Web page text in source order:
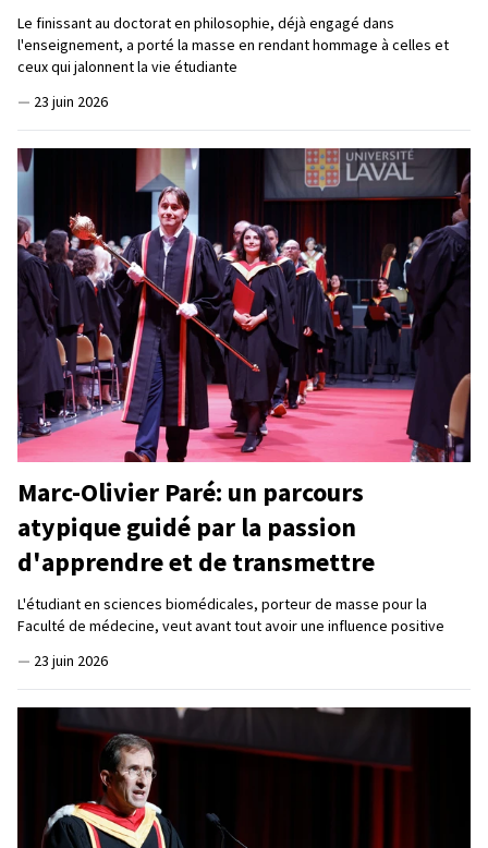
Le finissant au doctorat en philosophie, déjà engagé dans
l'enseignement, a porté la masse en rendant hommage à celles et
ceux qui jalonnent la vie étudiante
— 23 juin 2026
Marc-Olivier Paré: un parcours
atypique guidé par la passion
d'apprendre et de transmettre
L'étudiant en sciences biomédicales, porteur de masse pour la
Faculté de médecine, veut avant tout avoir une influence positive
— 23 juin 2026